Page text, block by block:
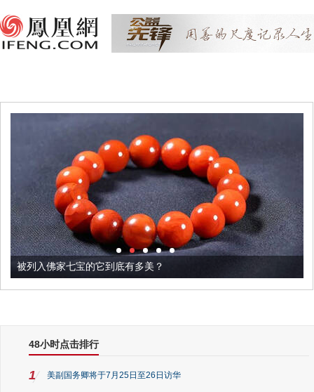
被列入佛家七宝的它到底有多美？
48小时点击排行
1 美副国务卿将于7月25日至26日访华